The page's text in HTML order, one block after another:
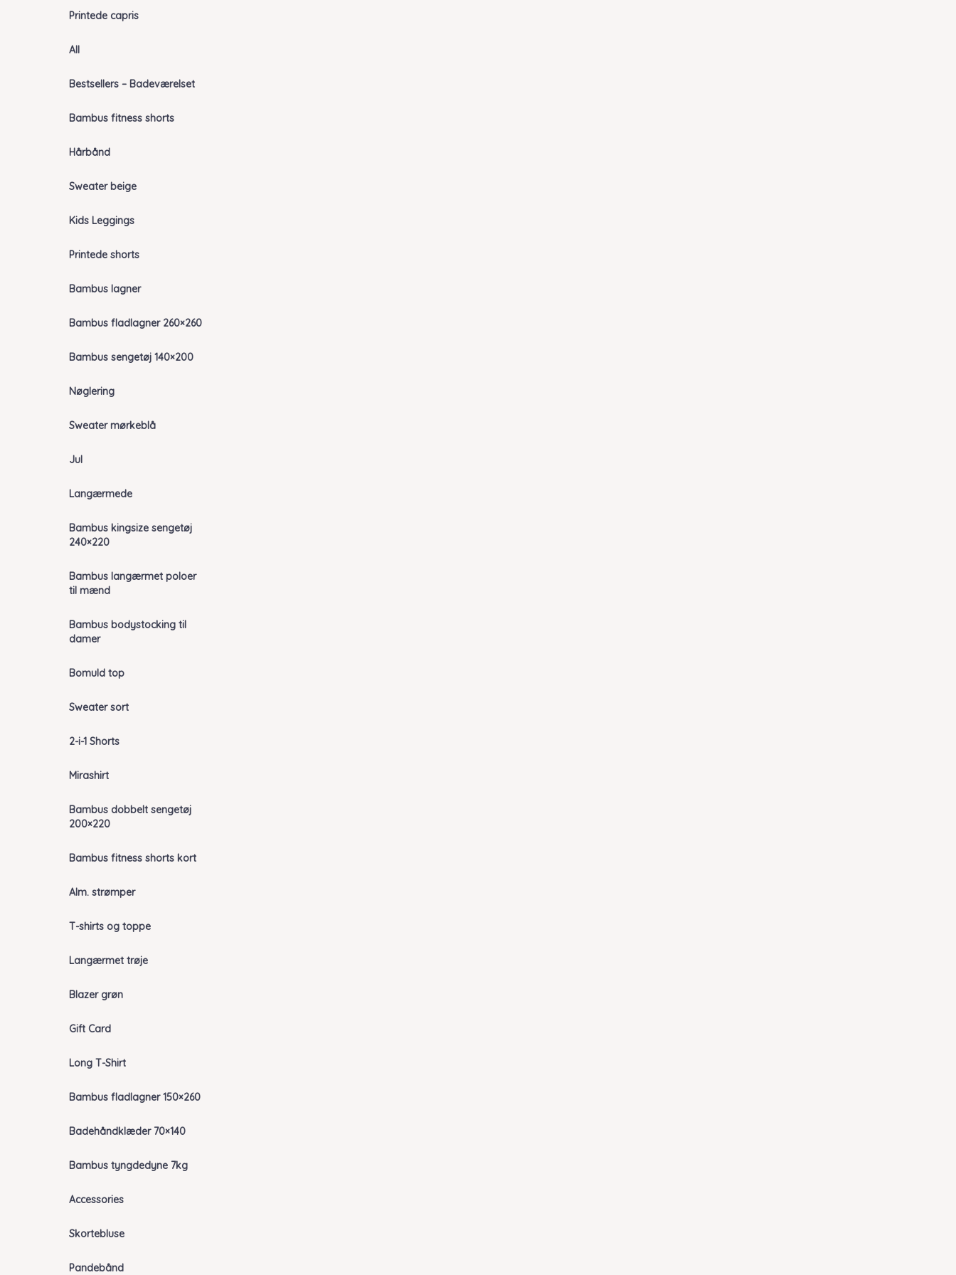
Printede capris
All
Bestsellers – Badeværelset
Bambus fitness shorts
Hårbånd
Sweater beige
Kids Leggings
Printede shorts
Bambus lagner
Bambus fladlagner 260×260
Bambus sengetøj 140×200
Nøglering
Sweater mørkeblå
Jul
Langærmede
Bambus kingsize sengetøj
240×220
Bambus langærmet poloer
til mænd
Bambus bodystocking til
damer
Bomuld top
Sweater sort
2-i-1 Shorts
Mirashirt
Bambus dobbelt sengetøj
200×220
Bambus fitness shorts kort
Alm. strømper
T-shirts og toppe
Langærmet trøje
Blazer grøn
Gift Card
Long T-Shirt
Bambus fladlagner 150×260
Badehåndklæder 70×140
Bambus tyngdedyne 7kg
Accessories
Skortebluse
Pandebånd